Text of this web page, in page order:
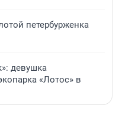
петербурженка
девушка
«Лотос» в